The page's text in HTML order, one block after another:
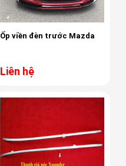
Ốp viền đèn trước Mazda
Liên hệ